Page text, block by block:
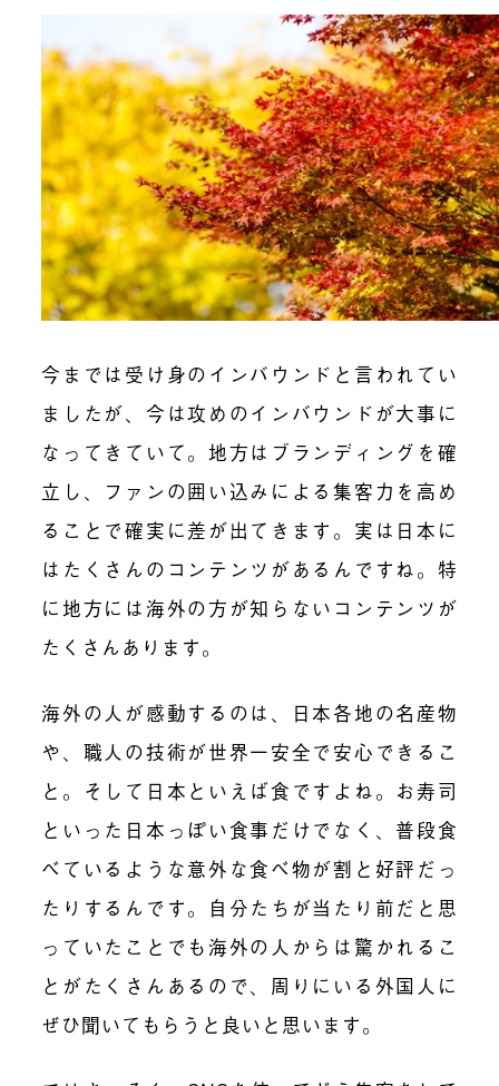
今までは受け身のインバウンドと言われてい
ましたが、今は攻めのインバウンドが大事に
なってきていて。地方はブランディングを確
立し、ファンの囲い込みによる集客力を高め
ることで確実に差が出てきます。実は日本に
はたくさんのコンテンツがあるんですね。特
に地方には海外の方が知らないコンテンツが
たくさんあります。
海外の人が感動するのは、日本各地の名産物
や、職人の技術が世界一安全で安心できるこ
と。そして日本といえば食ですよね。お寿司
といった日本っぽい食事だけでなく、普段食
べているような意外な食べ物が割と好評だっ
たりするんです。自分たちが当たり前だと思
っていたことでも海外の人からは驚かれるこ
とがたくさんあるので、周りにいる外国人に
ぜひ聞いてもらうと良いと思います。